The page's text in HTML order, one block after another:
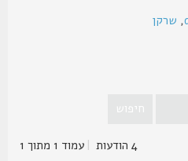
|עמוד1מתוך1